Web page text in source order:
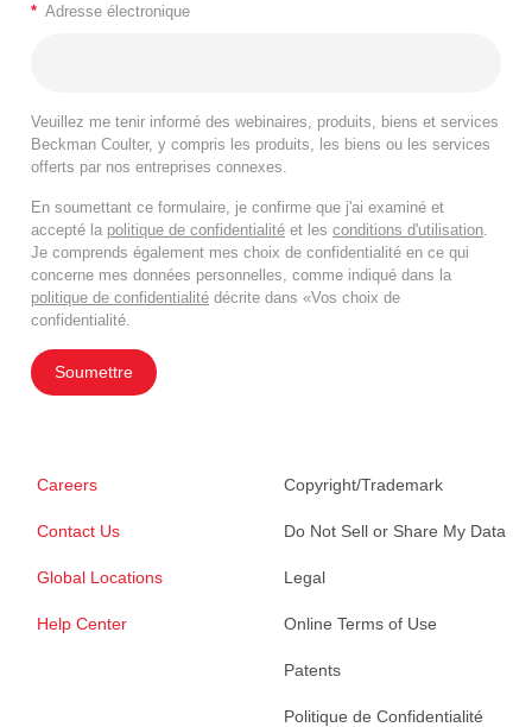
* Adresse électronique
Veuillez me tenir informé des webinaires, produits, biens et services
Beckman Coulter, y compris les produits, les biens ou les services
offerts par nos entreprises connexes.
En soumettant ce formulaire, je confirme que j'ai examiné et
accepté la politique de confidentialité et les conditions d'utilisation
Je comprends également mes choix de confidentialité en ce qui
concerne mes données personnelles, comme indiqué dans la
politique de confidentialité décrite dans «Vos choix de
confidentialité.
Soumettre
Careers
Contact Us
Global Locations
Help Center
Copyright/Trademark
Do Not Sell or Share My Data
Legal
Online Terms of Use
Patents
Politique de Confidentialité